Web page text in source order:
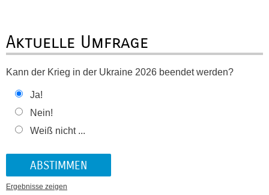
Aktuelle Umfrage
Kann der Krieg in der Ukraine 2026 beendet werden?
Ja!
Nein!
Weiß nicht ...
Ergebnisse zeigen